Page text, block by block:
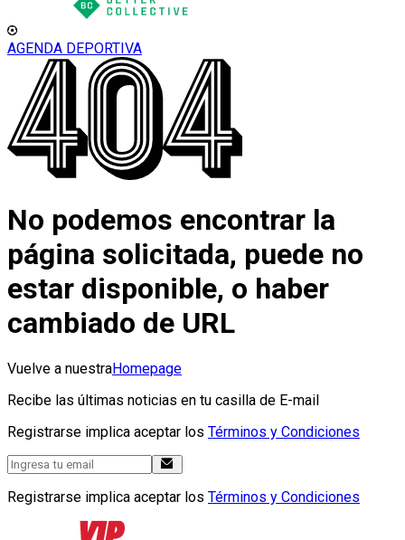
AGENDA DEPORTIVA
No podemos encontrar la
página solicitada, puede no
estar disponible, o haber
cambiado de URL
Vuelve a nuestraHomepage
Recibe las últimas noticias en tu casilla de E-mail
Registrarse implica aceptar los Términos y Condiciones
Registrarse implica aceptar los Términos y Condiciones